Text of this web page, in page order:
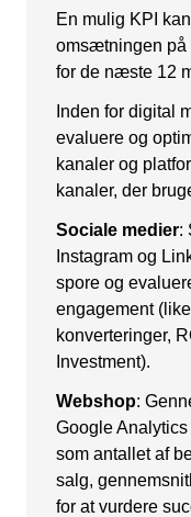
E-MAIL
Leadgenerering
E-mail automation
TRACKING
Server-Side
En mulig KPI
omsætningen på
for de næste 12
Inden for digital
evaluere og
kanaler og
kanaler, der
Sociale medier:
Instagram og
spore og
engagement
konverteringer,
Investment).
Webshop:
Google
som antallet af
salg,
for at vurdere